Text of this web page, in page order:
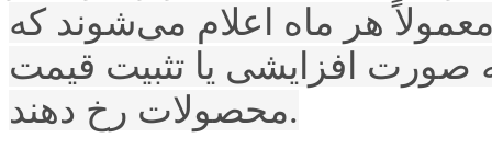
هر ماه اعلام می‌شوند که
صورت افزایشی یا تثبیت قیمت
محصولات رخ دهند.